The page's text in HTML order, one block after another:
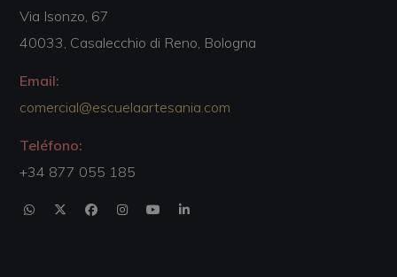
Via Isonzo, 67
40033, Casalecchio di Reno, Bologna
Email:
comercial@escuelaartesania.com
Teléfono:
+34 877 055 185